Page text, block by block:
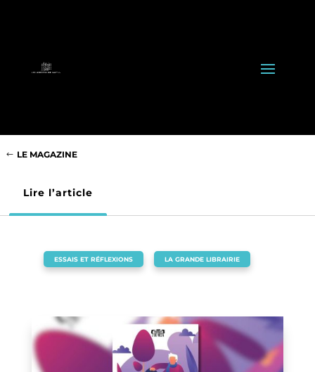
LE MAGAZINE
Lire l’article
ESSAIS ET RÉFLEXIONS LA GRANDE LIBRAIRIE